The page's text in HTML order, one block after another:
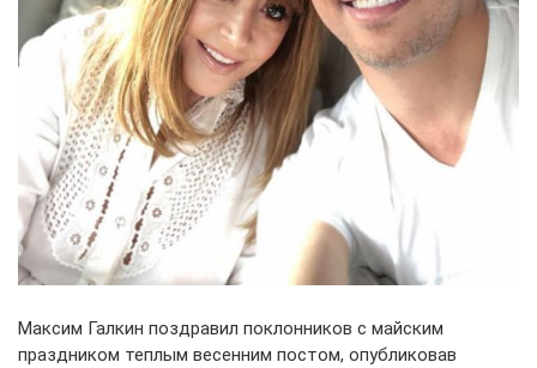
Максим Галкин поздравил поклонников с майским
праздником теплым весенним постом, опубликовав